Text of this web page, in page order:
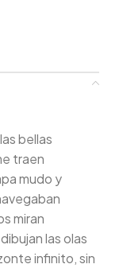
bellas
traen
mudo y
miran
las olas
infinito, sin